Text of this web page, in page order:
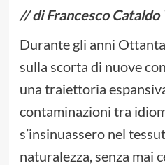
// di Francesco
Durante gli anni
sulla scorta di nuove
una traiettoria
contaminazioni tra
s’insinuassero nel
naturalezza, senza mai